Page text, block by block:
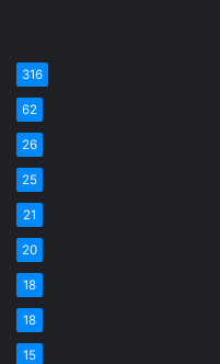
316
62
26
25
21
20
18
18
15